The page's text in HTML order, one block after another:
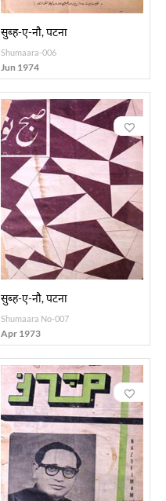
सुब्ह-ए-नौ, पटना
Shumaara-006
Jun 1974
सुब्ह-ए-नौ, पटना
Shumaara No-007
Apr 1973